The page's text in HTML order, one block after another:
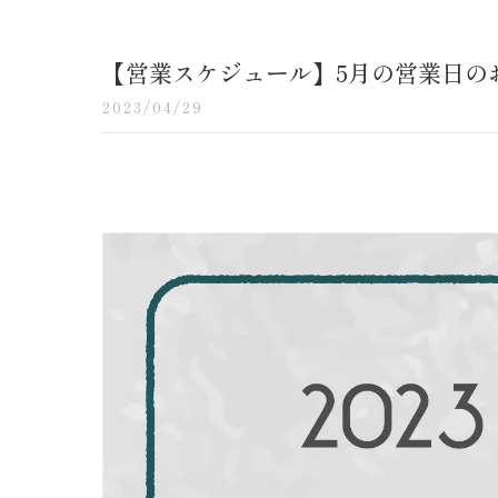
【営業スケジュール】5月の営業日
2023/04/29